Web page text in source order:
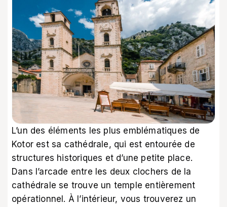
L’un des éléments les plus emblématiques de
Kotor est sa cathédrale, qui est entourée de
structures historiques et d’une petite place.
Dans l’arcade entre les deux clochers de la
cathédrale se trouve un temple entièrement
opérationnel. À l’intérieur, vous trouverez un